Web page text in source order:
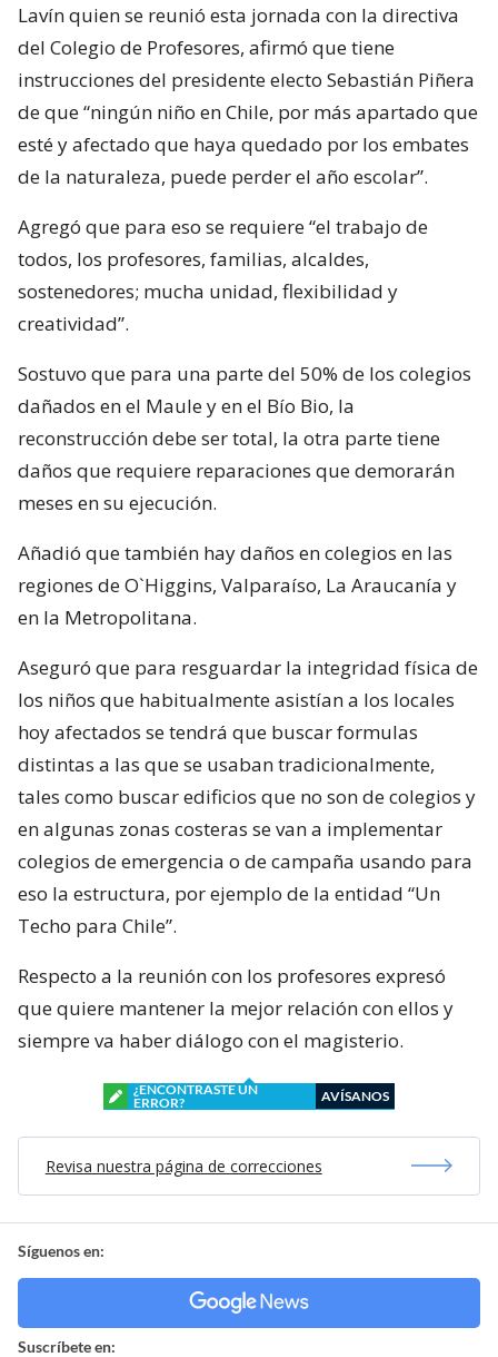
Lavín quien se reunió esta jornada con la directiva
del Colegio de Profesores, afirmó que tiene
instrucciones del presidente electo Sebastián Piñera
de que “ningún niño en Chile, por más apartado que
esté y afectado que haya quedado por los embates
de la naturaleza, puede perder el año escolar”.
Agregó que para eso se requiere “el trabajo de
todos, los profesores, familias, alcaldes,
sostenedores; mucha unidad, flexibilidad y
creatividad”.
Sostuvo que para una parte del 50% de los colegios
dañados en el Maule y en el Bío Bio, la
reconstrucción debe ser total, la otra parte tiene
daños que requiere reparaciones que demorarán
meses en su ejecución.
Añadió que también hay daños en colegios en las
regiones de O`Higgins, Valparaíso, La Araucanía y
en la Metropolitana.
Aseguró que para resguardar la integridad física de
los niños que habitualmente asistían a los locales
hoy afectados se tendrá que buscar formulas
distintas a las que se usaban tradicionalmente,
tales como buscar edificios que no son de colegios y
en algunas zonas costeras se van a implementar
colegios de emergencia o de campaña usando para
eso la estructura, por ejemplo de la entidad “Un
Techo para Chile”.
Respecto a la reunión con los profesores expresó
que quiere mantener la mejor relación con ellos y
siempre va haber diálogo con el magisterio.
¿ENCONTRASTE UN
ERROR?
AVÍSANOS
Revisa nuestra página de correcciones
Síguenos en:
Suscríbete en: